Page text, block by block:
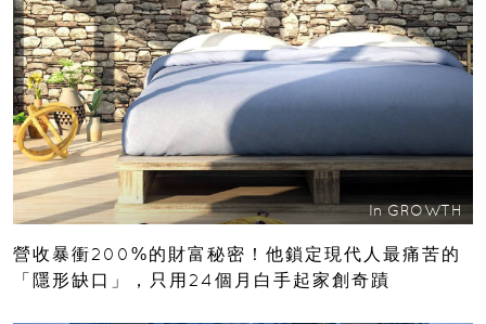
In GROWTH
營收暴衝200%的財富秘密！他鎖定現代人最痛苦的
「隱形缺口」，只用24個月白手起家創奇蹟